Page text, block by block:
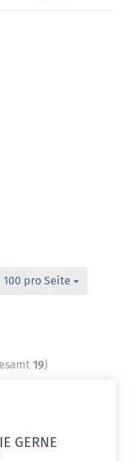
100 pro Seite
19)
GERNE